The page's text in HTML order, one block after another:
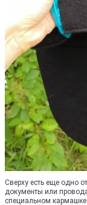
Сверху есть еще одно
документы или
специальном